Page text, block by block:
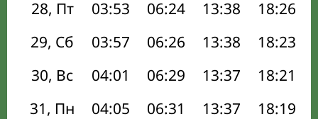
28, Пт
03:53 06:24 13:38 18:26
29, Сб
03:57 06:26 13:38 18:23
30, Вс
04:01 06:29 13:37 18:21
31, Пн
04:05 06:31 13:37 18:19